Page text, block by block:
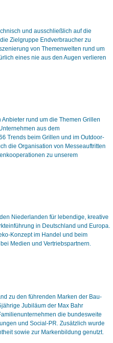
und ausschließlich auf die
Zielgruppe Endverbraucher zu
von Themenwelten rund um
eines nie aus den Augen verlieren
rund um die Themen Grillen
aus dem
Trends beim Grillen und im Outdoor-
die Organisation von Messeauftritten
zu unserem
Niederlanden für lebendige, kreative
in Deutschland und Europa.
Konzept im Handel und beim
Medien und Vertriebspartnern.
zu den führenden Marken der Bau-
Jubiläum der Max Bahr
die bundesweite
und Social-PR. Zusätzlich wurde
sowie zur Markenbildung genutzt.